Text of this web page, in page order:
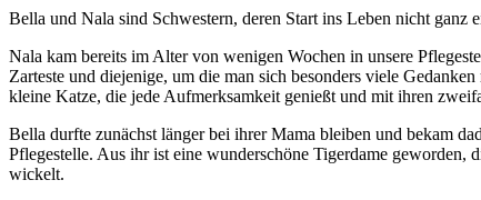
Bella und Nala sind Schwestern, deren Start ins Leben nicht ganz
Nala kam bereits im Alter von wenigen Wochen in unsere
Zarteste und diejenige, um die man sich besonders viele
kleine Katze, die jede Aufmerksamkeit genießt und mit ihren
Bella durfte zunächst länger bei ihrer Mama bleiben und bekam
Pflegestelle. Aus ihr ist eine wunderschöne Tigerdame
wickelt.